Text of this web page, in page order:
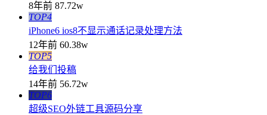
8年前 87.72w
TOP4
iPhone6 ios8不显示通话记录处理方法
12年前 60.38w
TOP5
给我们投稿
14年前 56.72w
TOP6
超级SEO外链工具源码分享